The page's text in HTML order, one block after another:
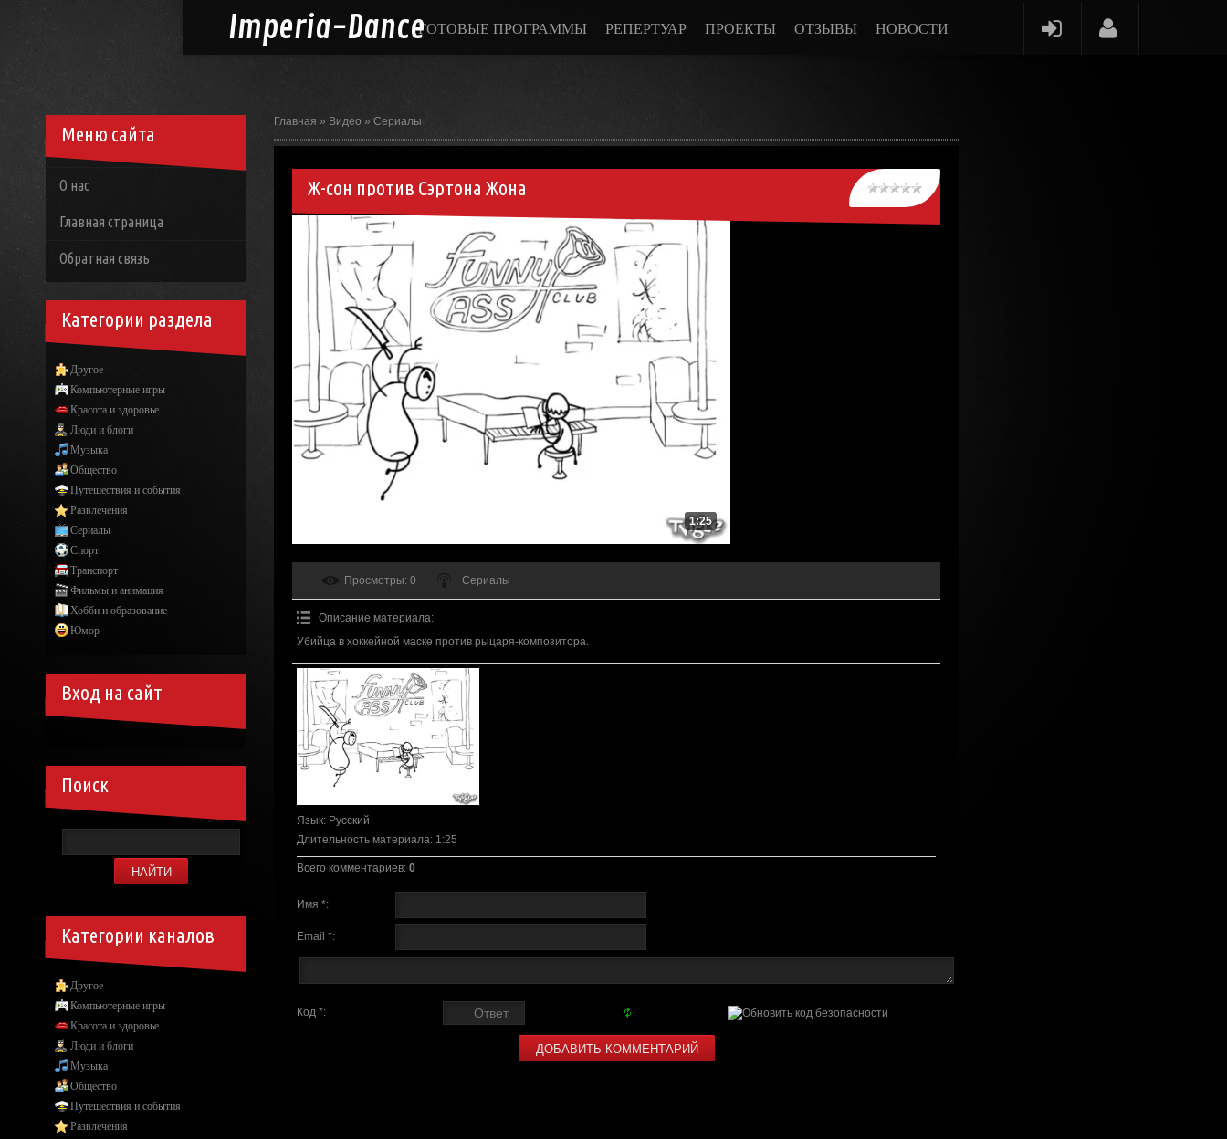
Imperia-DanceГОТОВЫЕ ПРОГРАММЫ РЕПЕРТУАР ПРОЕКТЫ ОТЗЫВЫ НОВОСТИ
Главная » Видео » Сериалы
Ж-сон против Сэртона Жона
1:25
Просмотры: 0 Сериалы
Описание материала:
Убийца в хоккейной маске против рыцаря-композитора.
Язык: Русский
Длительность материала: 1:25
Всего комментариев: 0
Имя *:
Email *:
Код *:
Меню сайта
О нас
Главная страница
Обратная связь
Категории раздела
Другое
Компьютерные игры
Красота и здоровье
Люди и блоги
Музыка
Общество
Путешествия и события
Развлечения
Сериалы
Спорт
Транспорт
Фильмы и анимация
Хобби и образование
Юмор
Вход на сайт
Поиск
Категории каналов
Другое
Компьютерные игры
Красота и здоровье
Люди и блоги
Музыка
Общество
Путешествия и события
Развлечения